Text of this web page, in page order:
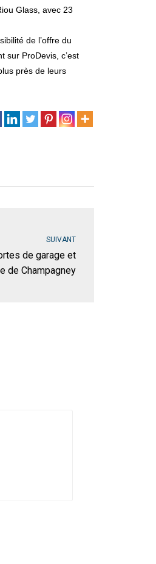
Glass, avec 23
de l’offre du
sur ProDevis, c’est
près de leurs
SUIVANT
de garage et
de Champagney